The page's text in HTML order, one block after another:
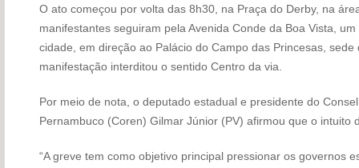
O ato começou por volta das 8h30, na Praça do Derby, na
manifestantes seguiram pela Avenida Conde da Boa Vista,
cidade, em direção ao Palácio do Campo das Princesas,
manifestação interditou o sentido Centro da via.
Por meio de nota, o deputado estadual e presidente do
Pernambuco (Coren) Gilmar Júnior (PV) afirmou que o intuito
“A greve tem como objetivo principal pressionar os governos